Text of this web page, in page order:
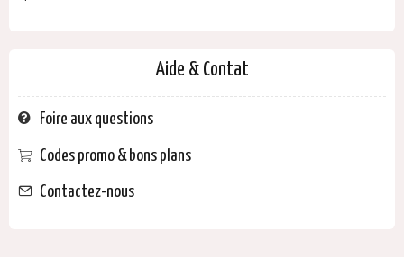
Aide & Contat
Foire aux questions
Codes promo & bons plans
Contactez-nous